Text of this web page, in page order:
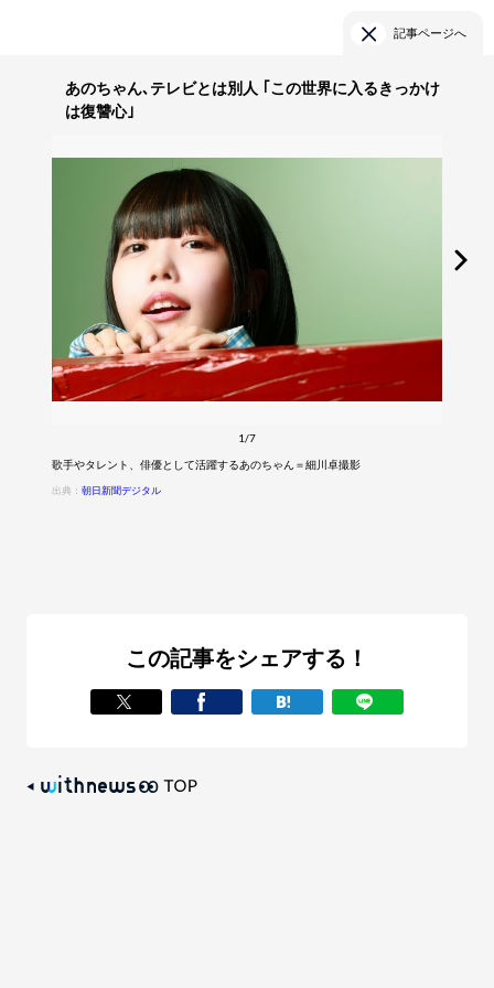
記事ページへ
あのちゃん､テレビとは別人 ｢この世界に入るきっかけ
は復讐心｣
1/7
歌手やタレント、俳優として活躍するあのちゃん＝細川卓撮影
出典：朝日新聞デジタル
この記事をシェアする！